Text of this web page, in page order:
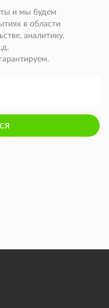
и мы будем
в области
аналитику,